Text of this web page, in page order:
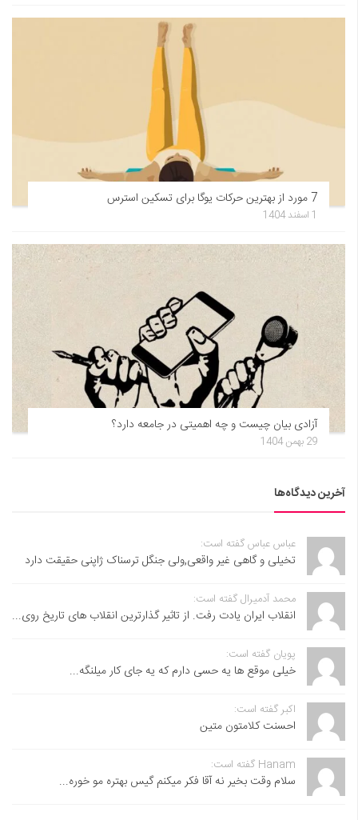
7 مورد از بهترین حرکات یوگا برای تسکین استرس
1 اسفند 1404
آزادی بیان چیست و چه اهمیتی در جامعه دارد؟
29 بهمن 1404
آخرین دیدگاه‌ها
عباس عباس گفته است:
تخیلی و گاهی غیر واقعی,ولی جنگل ترسناک ژاپنی حقیقت دارد
محمد آدمیرال گفته است:
انقلاب ایران یادت رفت. از تاثیر گذارترین انقلاب های تاریخ روی...
پویان گفته است:
خیلی موقع ها یه حسی دارم که یه جای کار میلنگه...
اکبر گفته است:
احسنت ‌کلامتون متین
Hanam گفته است:
سلام وقت بخیر نه آقا فکر میکنم گیس بهتره مو خوره...